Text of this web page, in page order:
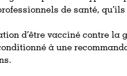
de santé,
d’être vacciné contre la
à une